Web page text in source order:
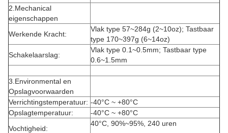
2.Mechanical
eigenschappen
Werkende Kracht:
Vlak type 57~284g (2~10oz); Tastbaar
type 170~397g (6~14oz)
Schakelaarslag:
Vlak type 0.1~0.5mm; Tastbaar type
0.6~1.5mm
3.Environmental en
Opslagvoorwaarden
Verrichtingstemperatuur: -40°C ~ +80°C
Opslagtemperatuur:
-40°C ~ +80°C
Vochtigheid:
40°C, 90%~95%, 240 uren